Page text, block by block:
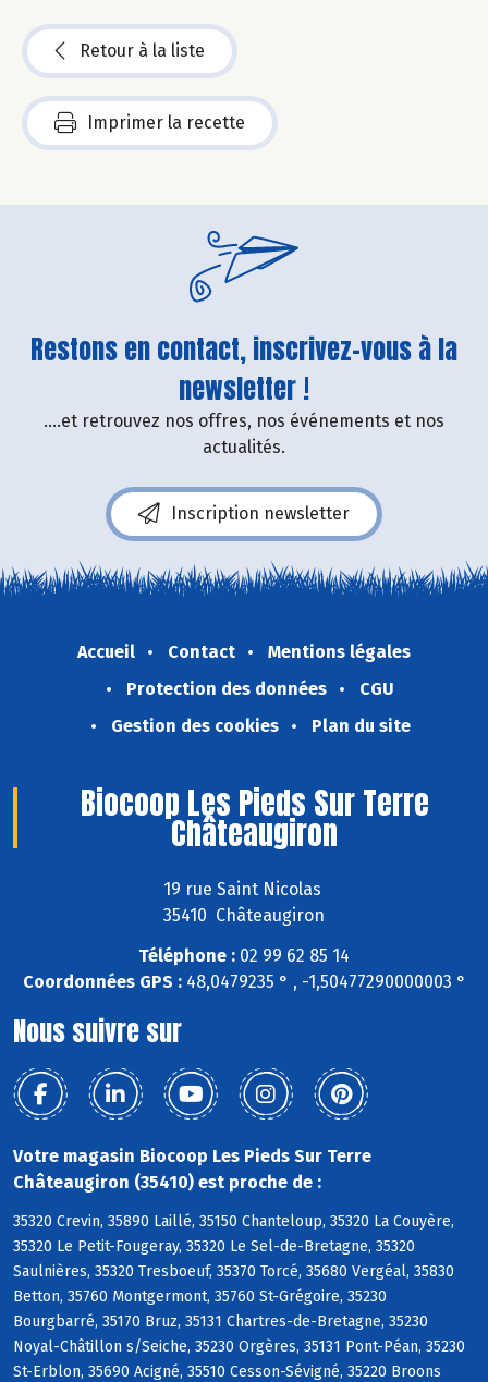
Retour à la liste
Imprimer la recette
Restons en contact, inscrivez-vous à la
newsletter !
....et retrouvez nos offres, nos événements et nos
actualités.
Inscription newsletter
Accueil Contact
Mentions légales
Protection des données
CGU
Gestion des cookies
Plan du site
Biocoop Les Pieds Sur Terre
Châteaugiron
19 rue Saint Nicolas
35410 Châteaugiron
Téléphone : 02 99 62 85 14
Coordonnées GPS :48,0479235 ° , -1,50477290000003 °
Nous suivre sur
Votre magasin Biocoop Les Pieds Sur Terre
Châteaugiron (35410) est proche de :
35320 Crevin, 35890 Laillé, 35150 Chanteloup, 35320 La Couyère,
35320 Le Petit-Fougeray, 35320 Le Sel-de-Bretagne, 35320
Saulnières, 35320 Tresboeuf, 35370 Torcé, 35680 Vergéal, 35830
Betton, 35760 Montgermont, 35760 St-Grégoire, 35230
Bourgbarré, 35170 Bruz, 35131 Chartres-de-Bretagne, 35230
Noyal-Châtillon s/Seiche, 35230 Orgères, 35131 Pont-Péan, 35230
St-Erblon, 35690 Acigné, 35510 Cesson-Sévigné, 35220 Broons